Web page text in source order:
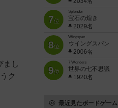
まし
ク
7位
Splendor
宝石の煌き
2029名
8位
Wingspan
ウイングスパン
2006名
9位
7 Wonders
世界の七不思議
1920名
最近見たボードゲーム